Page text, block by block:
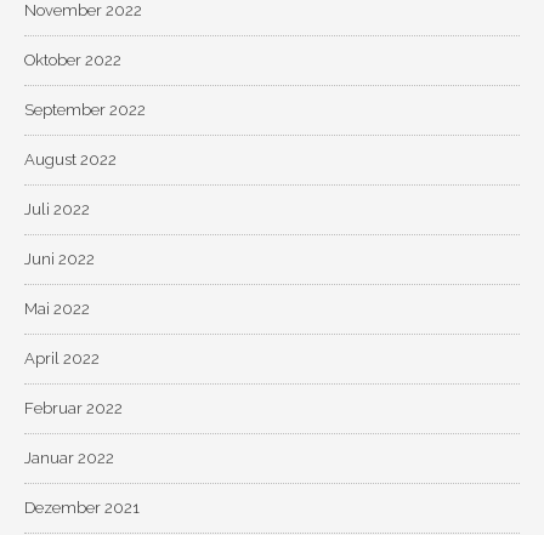
November 2022
Oktober 2022
September 2022
August 2022
Juli 2022
Juni 2022
Mai 2022
April 2022
Februar 2022
Januar 2022
Dezember 2021